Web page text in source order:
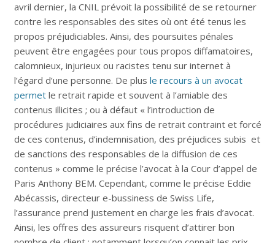
avril dernier, la CNIL prévoit la possibilité de se retourner
contre les responsables des sites où ont été tenus les
propos préjudiciables. Ainsi, des poursuites pénales
peuvent être engagées pour tous propos diffamatoires,
calomnieux, injurieux ou racistes tenu sur internet à
l’égard d’une personne. De plus le recours à un avocat
permetle retrait rapide et souvent à l’amiable des
contenus illicites ; ou à défaut « l’introduction de
procédures judiciaires aux fins de retrait contraint et forcé
de ces contenus, d’indemnisation, des préjudices subis et
de sanctions des responsables de la diffusion de ces
contenus » comme le précise l’avocat à la Cour d’appel de
Paris Anthony BEM. Cependant, comme le précise Eddie
Abécassis, directeur e-bussiness de Swiss Life,
l’assurance prend justement en charge les frais d’avocat.
Ainsi, les offres des assureurs risquent d’attirer bon